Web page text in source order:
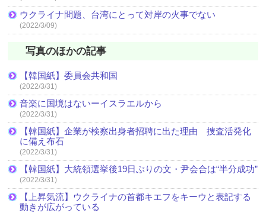
ウクライナ問題、台湾にとって対岸の火事でない
(2022/3/09)
写真のほかの記事
【韓国紙】委員会共和国
(2022/3/31)
音楽に国境はないーイスラエルから
(2022/3/31)
【韓国紙】企業が検察出身者招聘に出た理由 捜査活発化
に備え布石
(2022/3/31)
【韓国紙】大統領選挙後19日ぶりの文・尹会合は“半分成功”
(2022/3/31)
【上昇気流】ウクライナの首都キエフをキーウと表記する
動きが広がっている